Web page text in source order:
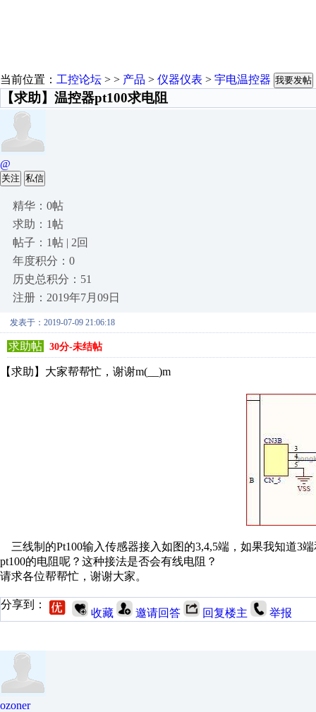
当前位置： 工控论坛 > > 产品 > 仪器仪表 > 宇电温控器 我要发帖
【求助】温控器pt100求电阻
@
关注 私信
精华：0帖
求助：1帖
帖子：1帖 | 2回
年度积分：0
历史总积分：51
注册：2019年7月09日
发表于：2019-07-09 21:06:18
求助帖 30分-未结帖
【求助】大家帮帮忙，谢谢m(__)m
三线制的Pt100输入传感器接入如图的3,4,5端，如果我知道3
pt100的电阻呢？这种接法是否会有线电阻？
请求各位帮帮忙，谢谢大家。
分享到：
收藏 邀请回答 回复楼主 举报
ozoner